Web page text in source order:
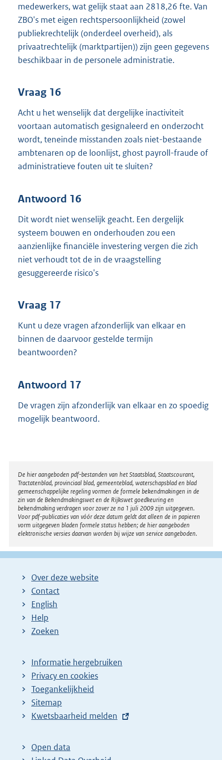
medewerkers, wat gelijk staat aan 2818,26 fte. Van
ZBO's met eigen rechtspersoonlijkheid (zowel
publiekrechtelijk (onderdeel overheid), als
privaatrechtelijk (marktpartijen)) zijn geen gegevens
beschikbaar in de personele administratie.
Vraag 16
Acht u het wenselijk dat dergelijke inactiviteit
voortaan automatisch gesignaleerd en onderzocht
wordt, teneinde misstanden zoals niet-bestaande
ambtenaren op de loonlijst, ghost payroll-fraude of
administratieve fouten uit te sluiten?
Antwoord 16
Dit wordt niet wenselijk geacht. Een dergelijk
systeem bouwen en onderhouden zou een
aanzienlijke financiële investering vergen die zich
niet verhoudt tot de in de vraagstelling
gesuggereerde risico's
Vraag 17
Kunt u deze vragen afzonderlijk van elkaar en
binnen de daarvoor gestelde termijn
beantwoorden?
Antwoord 17
De vragen zijn afzonderlijk van elkaar en zo spoedig
mogelijk beantwoord.
Disclaimer
De hier aangeboden pdf-bestanden van het Staatsblad, Staatscourant,
Tractatenblad, provinciaal blad, gemeenteblad, waterschapsblad en blad
gemeenschappelijke regeling vormen de formele bekendmakingen in de
zin van de Bekendmakingswet en de Rijkswet goedkeuring en
bekendmaking verdragen voor zover ze na 1 juli 2009 zijn uitgegeven.
Voor pdf-publicaties van vóór deze datum geldt dat alleen de in papieren
vorm uitgegeven bladen formele status hebben; de hier aangeboden
elektronische versies daarvan worden bij wijze van service aangeboden.
Over deze website
Contact
English
Help
Zoeken
Informatie hergebruiken
Privacy en cookies
Toegankelijkheid
Sitemap
E
t
e
Kwetsbaarheid melden
Open data